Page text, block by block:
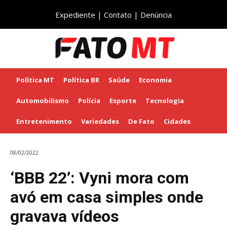
Expediente | Contato | Denúncia
Política MT Política BR Saúde Economia
Automobilismo Polícia Esporte Tecnologia
Entretenimento Variedades De Fato Cidades
08/02/2022
‘BBB 22’: Vyni mora com
avó em casa simples onde
gravava vídeos